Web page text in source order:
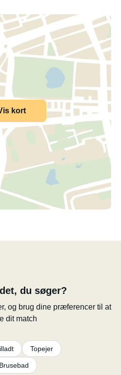
kort
du søger?
og brug dine præferencer til at
dit match
Topejer
Brusebad